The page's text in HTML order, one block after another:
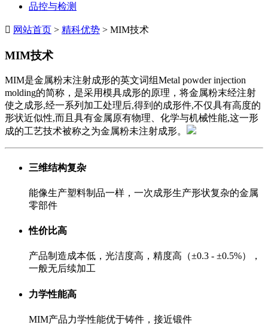
品控与检测
 网站首页 > 精科优势 > MIM技术
MIM技术
MIM是金属粉末注射成形的英文词组Metal powder injection
molding的简称，是采用模具成形的原理，将金属粉末经注射
使之成形,经一系列加工处理后,得到的成形件,不仅具有高度的
形状近似性,而且具有金属原有物理、化学与机械性能,这一形
成的工艺技术被称之为金属粉未注射成形。
三维结构复杂
能像生产塑料制品一样，一次成形生产形状复杂的金属
零部件
性价比高
产品制造成本低，光洁度高，精度高（±0.3 - ±0.5%），
一般无后续加工
力学性能高
MIM产品力学性能优于铸件，接近锻件